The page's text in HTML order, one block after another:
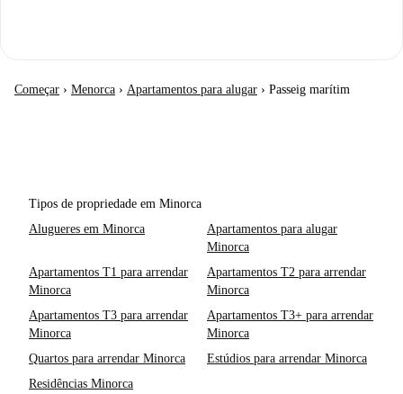
Começar › Menorca › Apartamentos para alugar › Passeig marítim
Tipos de propriedade em Minorca
Alugueres em Minorca
Apartamentos para alugar
Minorca
Apartamentos T1 para arrendar
Minorca
Apartamentos T2 para arrendar
Minorca
Apartamentos T3 para arrendar
Minorca
Apartamentos T3+ para arrendar
Minorca
Quartos para arrendar Minorca
Estúdios para arrendar Minorca
Residências Minorca